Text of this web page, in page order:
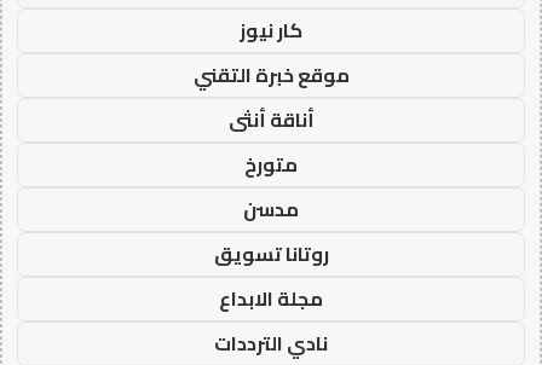
كار نيوز
موقع خبرة التقني
أناقة أنثى
متورخ
مدسن
روتانا تسويق
مجلة الابداع
نادي الترددات